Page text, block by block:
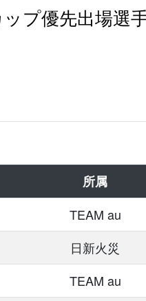
プ優先出場選
所属
TEAM au
日新火災
TEAM au